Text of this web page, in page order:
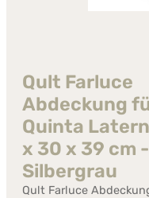
Qult Farluce
Abdeckung
Quinta
x 30 x 39 cm -
Silbergrau
Qult Farluce